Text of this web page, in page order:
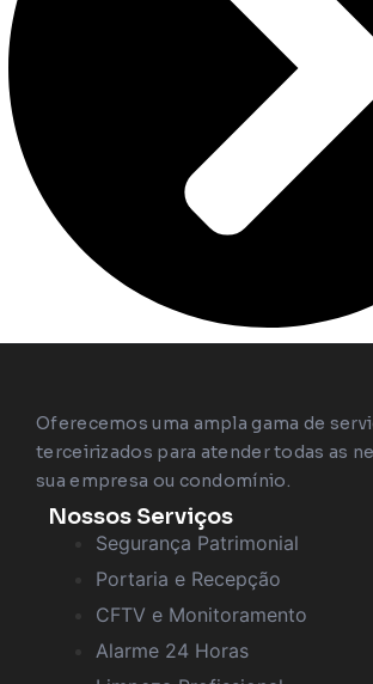
Oferecemos uma ampla gama de
terceirizados para atender todas as
sua empresa ou condomínio.
Nossos Serviços
Segurança Patrimonial
Portaria e Recepção
CFTV e Monitoramento
Alarme 24 Horas